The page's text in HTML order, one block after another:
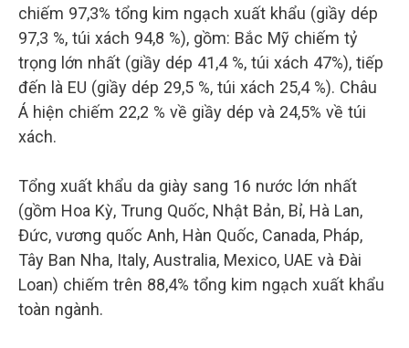
chiếm 97,3% tổng kim ngạch xuất khẩu (giầy dép
97,3 %, túi xách 94,8 %), gồm: Bắc Mỹ chiếm tỷ
trọng lớn nhất (giầy dép 41,4 %, túi xách 47%), tiếp
đến là EU (giầy dép 29,5 %, túi xách 25,4 %). Châu
Á hiện chiếm 22,2 % về giầy dép và 24,5% về túi
xách.
Tổng xuất khẩu da giày sang 16 nước lớn nhất
(gồm Hoa Kỳ, Trung Quốc, Nhật Bản, Bỉ, Hà Lan,
Đức, vương quốc Anh, Hàn Quốc, Canada, Pháp,
Tây Ban Nha, Italy, Australia, Mexico, UAE và Đài
Loan) chiếm trên 88,4% tổng kim ngạch xuất khẩu
toàn ngành.